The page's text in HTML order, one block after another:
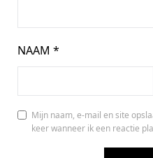
NAAM *
Mijn naam, e-mail en site
keer wanneer ik een reactie